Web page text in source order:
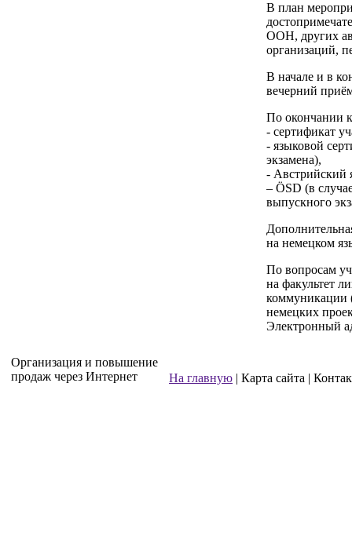
В план
ООН, других
организаций,
В начале и в
вечерний
По окончании
- сертификат
- языковой
экзамена),
- Австрийский
– ÖSD (в
выпускного
на немецком
По вопросам
на факультет
коммуникации
немецких
Электронный
Организация и повышение
продаж через Интернет
На главную | Карта сайта |